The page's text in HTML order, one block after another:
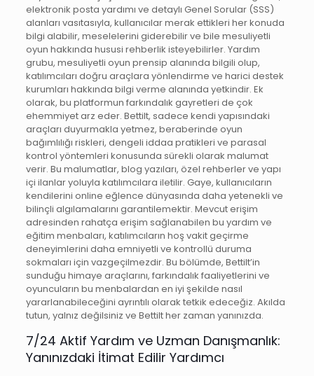
elektronik posta yardımı ve detaylı Genel Sorular (SSS)
alanları vasıtasıyla, kullanıcılar merak ettikleri her konuda
bilgi alabilir, meselelerini giderebilir ve bile mesuliyetli
oyun hakkında hususi rehberlik isteyebilirler. Yardım
grubu, mesuliyetli oyun prensip alanında bilgili olup,
katılımcıları doğru araçlara yönlendirme ve harici destek
kurumları hakkında bilgi verme alanında yetkindir. Ek
olarak, bu platformun farkındalık gayretleri de çok
ehemmiyet arz eder. Bettilt, sadece kendi yapısındaki
araçları duyurmakla yetmez, beraberinde oyun
bağımlılığı riskleri, dengeli iddaa pratikleri ve parasal
kontrol yöntemleri konusunda sürekli olarak malumat
verir. Bu malumatlar, blog yazıları, özel rehberler ve yapı
içi ilanlar yoluyla katılımcılara iletilir. Gaye, kullanıcıların
kendilerini online eğlence dünyasında daha yetenekli ve
bilinçli algılamalarını garantilemektir. Mevcut erişim
adresinden rahatça erişim sağlanabilen bu yardım ve
eğitim menbaları, katılımcıların hoş vakit geçirme
deneyimlerini daha emniyetli ve kontrollü duruma
sokmaları için vazgeçilmezdir. Bu bölümde, Bettilt’in
sunduğu himaye araçlarını, farkındalık faaliyetlerini ve
oyuncuların bu menbalardan en iyi şekilde nasıl
yararlanabileceğini ayrıntılı olarak tetkik edeceğiz. Akılda
tutun, yalnız değilsiniz ve Bettilt her zaman yanınızda.
7/24 Aktif Yardım ve Uzman Danışmanlık:
Yanınızdaki İtimat Edilir Yardımcı